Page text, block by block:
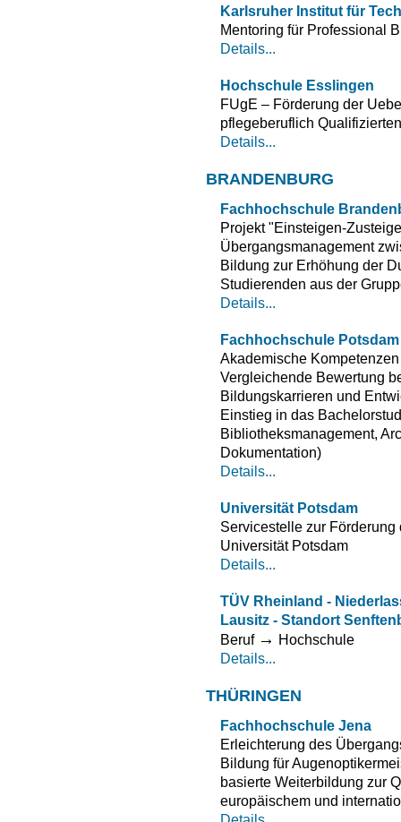
Karlsruher Institut für
Mentoring für Professional
Details...
Hochschule Esslingen
FUgE – Förderung der
pflegeberuflich Qualifizierten
Details...
BRANDENBURG
Fachhochschule
Projekt "Einsteigen-
Übergangsmanagement
Bildung zur Erhöhung der
Studierenden aus der
Details...
Fachhochschule Potsdam
Akademische
Vergleichende Bewertung
Bildungskarrieren und
Einstieg in das
Bibliotheksmanagement,
Dokumentation)
Details...
Universität Potsdam
Servicestelle zur
Universität Potsdam
Details...
TÜV Rheinland -
Lausitz - Standort
Beruf → Hochschule
Details...
THÜRINGEN
Fachhochschule Jena
Erleichterung des
Bildung für
basierte Weiterbildung zur
europäischem und